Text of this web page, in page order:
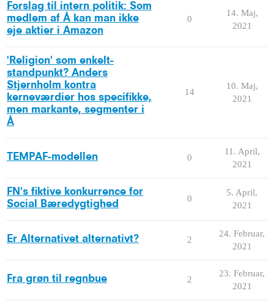
Forslag til intern politik: Som
medlem af Å kan man ikke
eje aktier i Amazon
0
14. Maj,
2021
'Religion' som enkelt-
standpunkt? Anders
Stjernholm kontra
kerneværdier hos specifikke,
men markante, segmenter i
Å
14
10. Maj,
2021
TEMPAF-modellen 0
11. April,
2021
FN's fiktive konkurrence for
Social Bæredygtighed
0
5. April,
2021
Er Alternativet alternativt? 2
24. Februar,
2021
Fra grøn til regnbue 2
23. Februar,
2021